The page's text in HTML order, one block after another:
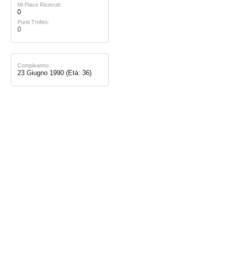
Mi Piace Ricevuti:
0
Punti Trofeo:
0
Compleanno:
23 Giugno 1990 (Età: 36)